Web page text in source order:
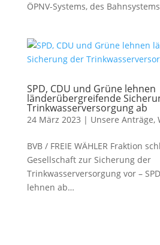
ÖPNV-Systems, des
SPD, CDU und Grüne lehnen
länderübergreifende
Trinkwasserversorgung ab
24 März 2023 | Unsere Anträge,
BVB / FREIE WÄHLER Fraktion
Gesellschaft zur Sicherung der
Trinkwasserversorgung vor –
lehnen ab…